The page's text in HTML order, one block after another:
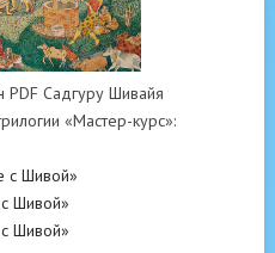
PDF Садгуру Шивайя
«Мастер-курс»:
с Шивой»
Шивой»
Шивой»